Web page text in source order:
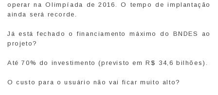
operar na Olimpíada de 2016. O tempo de implantação
ainda será recorde.
Já está fechado o financiamento máximo do BNDES ao
projeto?
Até 70% do investimento (previsto em R$ 34,6 bilhões).
O custo para o usuário não vai ficar muito alto?